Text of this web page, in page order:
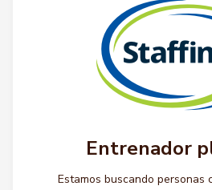
Entrenador
Estamos buscando personas